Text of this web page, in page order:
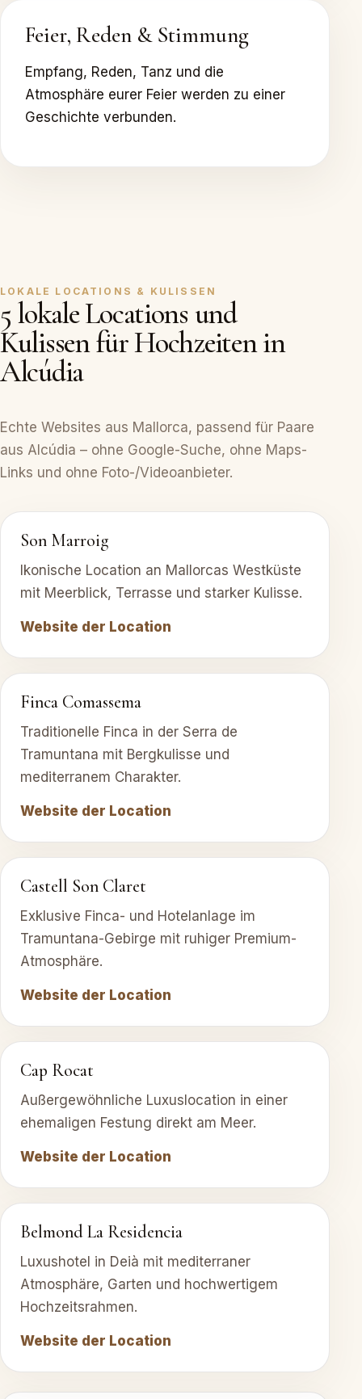
Feier, Reden & Stimmung
Empfang, Reden, Tanz und die
Atmosphäre eurer Feier werden zu einer
Geschichte verbunden.
LOKALE LOCATIONS & KULISSEN
5 lokale Locations und
Kulissen für Hochzeiten in
Alcúdia
Echte Websites aus Mallorca, passend für Paare
aus Alcúdia – ohne Google-Suche, ohne Maps-
Links und ohne Foto-/Videoanbieter.
Son Marroig
Ikonische Location an Mallorcas Westküste
mit Meerblick, Terrasse und starker Kulisse.
Website der Location
Finca Comassema
Traditionelle Finca in der Serra de
Tramuntana mit Bergkulisse und
mediterranem Charakter.
Website der Location
Castell Son Claret
Exklusive Finca- und Hotelanlage im
Tramuntana-Gebirge mit ruhiger Premium-
Atmosphäre.
Website der Location
Cap Rocat
Außergewöhnliche Luxuslocation in einer
ehemaligen Festung direkt am Meer.
Website der Location
Belmond La Residencia
Luxushotel in Deià mit mediterraner
Atmosphäre, Garten und hochwertigem
Hochzeitsrahmen.
Website der Location